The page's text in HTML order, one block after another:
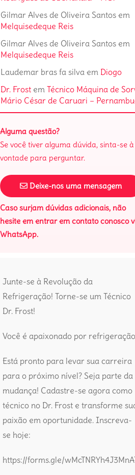
Gilmar Alves de Oliveira Santosem
Melquisedeque Reis
Gilmar Alves de Oliveira Santosem
Melquisedeque Reis
Laudemar bras fa silva em Diogo
Dr. Frostem Técnico Máquina de
Mário César de Caruari –
Alguma questão?
Se você tiver alguma dúvida, sinta-se à
vontade para perguntar.
Deixe-nos uma mensagem
Caso surjam dúvidas adicionais, não
hesite em entrar em contato conosco
WhatsApp.
Junte-se à Revolução da
Refrigeração! Torne-se um Técnico
Dr. Frost!
Você é apaixonado por
Está pronto para levar sua carreira
para o próximo nível? Seja parte da
mudança! Cadastre-se agora como
técnico no Dr. Frost e transforme
paixão em oportunidade. Inscreva-
se hoje:
https://forms.gle/